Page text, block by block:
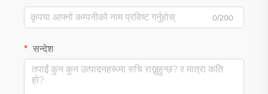
0/200
सन्देश